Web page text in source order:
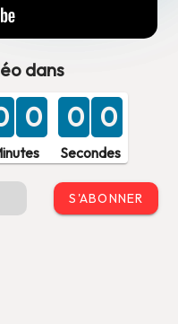
dans
0 0 0
Secondes
S'ABONNER